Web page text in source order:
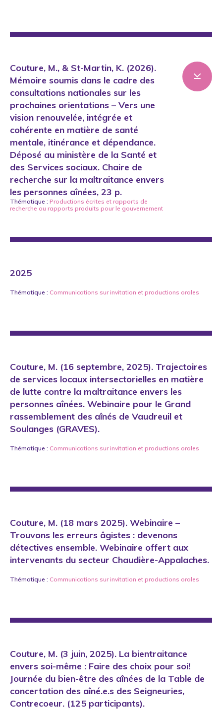
Couture, M., & St-Martin, K. (2026).
Mémoire soumis dans le cadre des
consultations nationales sur les
prochaines orientations – Vers une
vision renouvelée, intégrée et
cohérente en matière de santé
mentale, itinérance et dépendance.
Déposé au ministère de la Santé et
des Services sociaux. Chaire de
recherche sur la maltraitance envers
les personnes aînées, 23 p.
Thématique : Productions écrites et rapports de
recherche ou rapports produits pour le gouvernement
2025
Thématique : Communications sur invitation et productions orales
Couture, M. (16 septembre, 2025). Trajectoires
de services locaux intersectorielles en matière
de lutte contre la maltraitance envers les
personnes aînées. Webinaire pour le Grand
rassemblement des aînés de Vaudreuil et
Soulanges (GRAVES).
Thématique : Communications sur invitation et productions orales
Couture, M. (18 mars 2025). Webinaire –
Trouvons les erreurs âgistes : devenons
détectives ensemble. Webinaire offert aux
intervenants du secteur Chaudière-Appalaches.
Thématique : Communications sur invitation et productions orales
Couture, M. (3 juin, 2025). La bientraitance
envers soi-même : Faire des choix pour soi!
Journée du bien-être des aînées de la Table de
concertation des aîné.e.s des Seigneuries,
Contrecoeur. (125 participants).